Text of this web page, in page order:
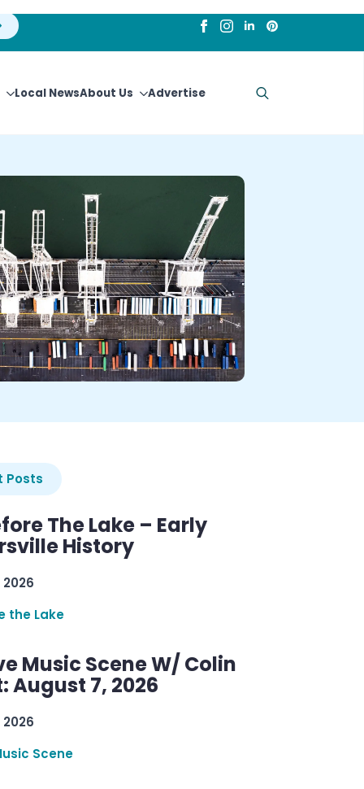
Local NewsAbout Us Advertise
Posts
The Lake – Early
History
the Lake
Music Scene W/ Colin
August 7, 2026
Scene